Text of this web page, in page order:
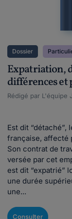
Dossier
Expatriation,
différences et
Rédigé par L'équipe
Est dit “détaché”,
française, affecté
Son contrat de
versée par cet
est dit “expatrié”
une durée
une...
Consulter